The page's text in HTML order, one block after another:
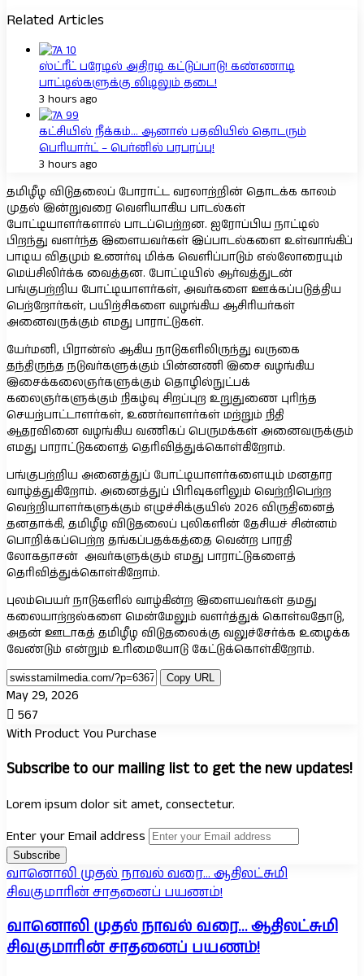
Related Articles
ஸ்ட்ரீட் பரேடில் அதிரடி கட்டுப்பாடு! கண்ணாடி
பாட்டில்களுக்கு லிடிலும் தடை!
3 hours ago
கட்சியில் நீக்கம்… ஆனால் பதவியில் தொடரும்
பெரியார்ட் – பெர்னில் பரபரப்பு!
3 hours ago
தமிழீழ விடுதலைப் போராட்ட வரலாற்றின் தொடக்க காலம்
முதல் இன்றுவரை வெளியாகிய பாடல்கள்
போட்டியாளர்களால் பாடப்பெற்றன. ஐரோப்பிய நாட்டில்
பிறந்து வளர்ந்த இளையவர்கள் இப்பாடல்களை உள்வாங்கிப்
பாடிய விதமும் உணர்வு மிக்க வெளிப்பாடும் எல்லோரையும்
மெய்சிலிர்க்க வைத்தன. போட்டியில் ஆர்வத்துடன்
பங்குபற்றிய போட்டியாளர்கள், அவர்களை ஊக்கப்படுத்திய
பெற்றோர்கள், பயிற்சிகளை வழங்கிய ஆசிரியர்கள்
அனைவருக்கும் எமது பாராட்டுகள்.
யேர்மனி, பிரான்ஸ் ஆகிய நாடுகளிலிருந்து வருகை
தந்திருந்த நடுவர்களுக்கும் பின்னணி இசை வழங்கிய
இசைக்கலைஞர்களுக்கும் தொழில்நுட்பக்
கலைஞர்களுக்கும் நிகழ்வு சிறப்புற உறுதுணை புரிந்த
செயற்பாட்டாளர்கள், உணர்வாளர்கள் மற்றும் நிதி
ஆதரவினை வழங்கிய வணிகப் பெருமக்கள் அனைவருக்கும்
எமது பாராட்டுகளைத் தெரிவித்துக்கொள்கிறோம்.
பங்குபற்றிய அனைத்துப் போட்டியாளர்களையும் மனதார
வாழ்த்துகிறோம். அனைத்துப் பிரிவுகளிலும் வெற்றிபெற்ற
வெற்றியாளர்களுக்கும் எழுச்சிக்குயில் 2026 விருதினைத்
தனதாக்கி, தமிழீழ விடுதலைப் புலிகளின் தேசியச் சின்னம்
பொறிக்கப்பெற்ற தங்கப்பதக்கத்தை வென்ற பாரதி
லோகதாசன் அவர்களுக்கும் எமது பாராட்டுகளைத்
தெரிவித்துக்கொள்கிறோம்.
புலம்பெயர் நாடுகளில் வாழ்கின்ற இளையவர்கள் தமது
கலையாற்றல்களை மென்மேலும் வளர்த்துக் கொள்வதோடு,
அதன் ஊடாகத் தமிழீழ விடுதலைக்கு வலுச்சேர்க்க உழைக்க
வேண்டும் என்றும் உரிமையோடு கேட்டுக்கொள்கிறோம்.
Copy URL
May 29, 2026
567
With Product You Purchase
Subscribe to our mailing list to get the new updates!
Lorem ipsum dolor sit amet, consectetur.
Enter your Email address
வானொலி முதல் நாவல் வரை… ஆதிலட்சுமி
சிவகுமாரின் சாதனைப் பயணம்!
வானொலி முதல் நாவல் வரை… ஆதிலட்சுமி
சிவகுமாரின் சாதனைப் பயணம்!